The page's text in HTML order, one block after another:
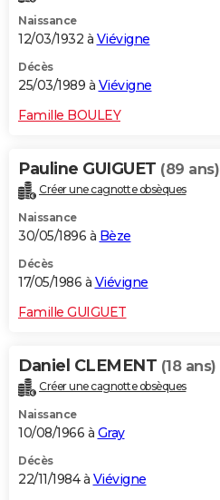
Naissance
12/03/1932 à Viévigne
Décès
25/03/1989 à Viévigne
Famille BOULEY
Pauline GUIGUET (89 ans)
Créer une cagnotte obsèques
Naissance
30/05/1896 à Bèze
Décès
17/05/1986 à Viévigne
Famille GUIGUET
Daniel CLEMENT (18 ans)
Créer une cagnotte obsèques
Naissance
10/08/1966 à Gray
Décès
22/11/1984 à Viévigne